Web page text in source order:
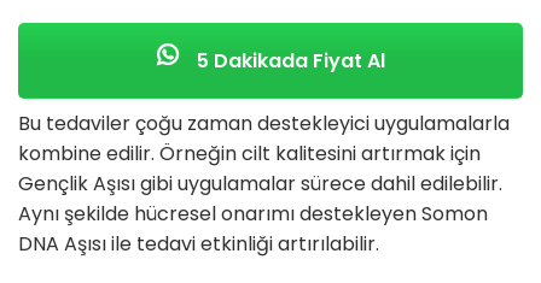
5 Dakikada Fiyat Al
Bu tedaviler çoğu zaman destekleyici uygulamalarla
kombine edilir. Örneğin cilt kalitesini artırmak için
Gençlik Aşısı gibi uygulamalar sürece dahil edilebilir.
Aynı şekilde hücresel onarımı destekleyen Somon
DNA Aşısı ile tedavi etkinliği artırılabilir.